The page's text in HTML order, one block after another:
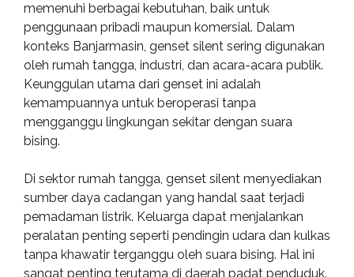
memenuhi berbagai kebutuhan, baik untuk
penggunaan pribadi maupun komersial. Dalam
konteks Banjarmasin, genset silent sering digunakan
oleh rumah tangga, industri, dan acara-acara publik.
Keunggulan utama dari genset ini adalah
kemampuannya untuk beroperasi tanpa
mengganggu lingkungan sekitar dengan suara
bising.
Di sektor rumah tangga, genset silent menyediakan
sumber daya cadangan yang handal saat terjadi
pemadaman listrik. Keluarga dapat menjalankan
peralatan penting seperti pendingin udara dan kulkas
tanpa khawatir terganggu oleh suara bising. Hal ini
sangat penting terutama di daerah padat penduduk.